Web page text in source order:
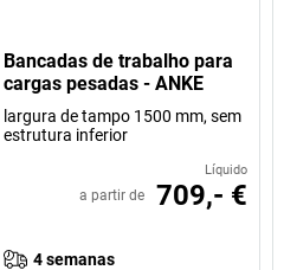
Bancadas de trabalho para
cargas pesadas - ANKE
largura de tampo 1500 mm, sem
estrutura inferior
Líquido
a partir de 709,- €
4 semanas